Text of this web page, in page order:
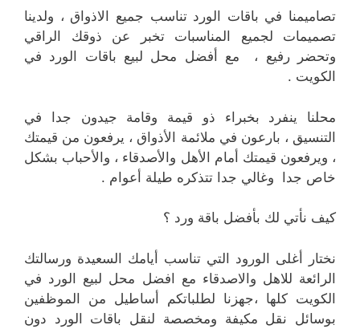
تصاميمنا في باقات الورد تناسب جميع الاذواق ، ولدينا
تصميمات لجميع المناسبات تخبر عن ذوقك الراقي
وتحضر رفيع ، مع أفضل محل لبيع باقات الورد في
الكويت .
محلنا ينفرد بخبراء ذو قيمة وقامة جيدون جدا في
التنسيق ، بارعون في ملائمة الأذواق ، يرفعون من قيمتك
، ويرفعون قيمتك أمام الأهل والأصدقاء ، والأحباب بشكل
خاص جدا وغالي جدا تتذكره طيلة أعوام .
كيف نأتي لك بأفضل باقة ورد ؟
نختار أغلى الورود التي تناسب أيامك السعيدة ورسالتك
الرائعة للاهل والاصدقاء مع افضل محل لبيع الورد في
الكويت كلها ،جهزنا لطلباتكم أساطيل من الموظفين
بوسائل نقل مكيفة ومخصصة لنقل باقات الورد دون